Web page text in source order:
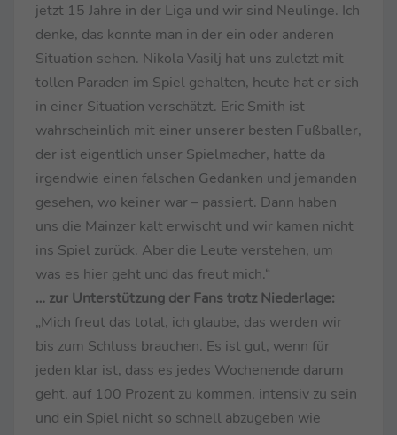
jetzt 15 Jahre in der Liga und wir sind Neulinge. Ich
denke, das konnte man in der ein oder anderen
Situation sehen. Nikola Vasilj hat uns zuletzt mit
tollen Paraden im Spiel gehalten, heute hat er sich
in einer Situation verschätzt. Eric Smith ist
wahrscheinlich mit einer unserer besten Fußballer,
der ist eigentlich unser Spielmacher, hatte da
irgendwie einen falschen Gedanken und jemanden
gesehen, wo keiner war – passiert. Dann haben
uns die Mainzer kalt erwischt und wir kamen nicht
ins Spiel zurück. Aber die Leute verstehen, um
was es hier geht und das freut mich.“
… zur Unterstützung der Fans trotz Niederlage:
„Mich freut das total, ich glaube, das werden wir
bis zum Schluss brauchen. Es ist gut, wenn für
jeden klar ist, dass es jedes Wochenende darum
geht, auf 100 Prozent zu kommen, intensiv zu sein
und ein Spiel nicht so schnell abzugeben wie